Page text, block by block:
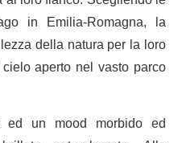
in Emilia-Romagna, la
della natura per la loro
aperto nel vasto parco
ed un mood morbido ed